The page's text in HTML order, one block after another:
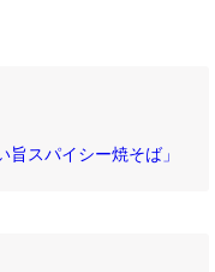
旨スパイシー焼そば」